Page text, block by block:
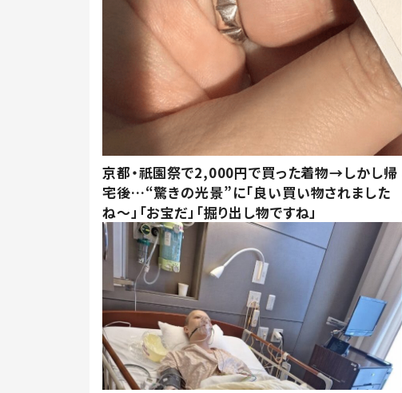
京都・祇園祭で2,000円で買った着物→しかし帰
宅後…“驚きの光景”に「良い買い物されました
ね～」「お宝だ」「掘り出し物ですね」